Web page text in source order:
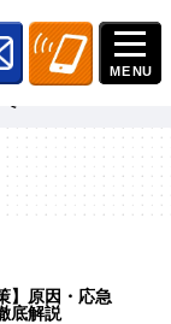
】原因・応急
底解説